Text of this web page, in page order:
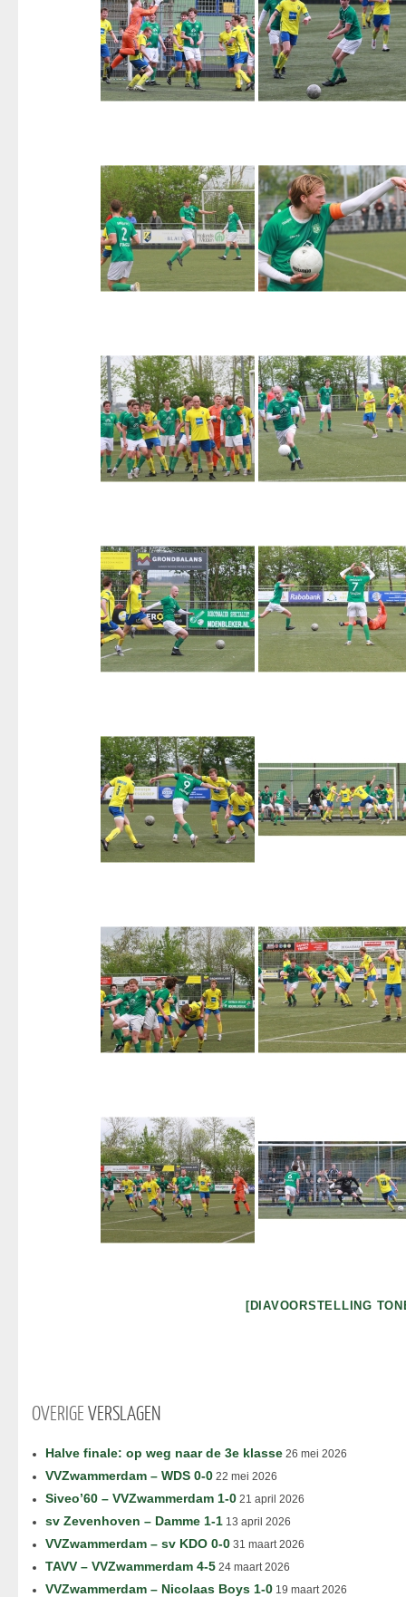
[DIAVOORSTELLING
OVERIGEVERSLAGEN
Halve finale: op weg naar de 3e klasse 26 mei 2026
VVZwammerdam – WDS 0-0 22 mei 2026
Siveo’60 – VVZwammerdam 1-0 21 april 2026
sv Zevenhoven – Damme 1-1 13 april 2026
VVZwammerdam – sv KDO 0-0 31 maart 2026
TAVV – VVZwammerdam 4-5 24 maart 2026
VVZwammerdam – Nicolaas Boys 1-0 19 maart 2026